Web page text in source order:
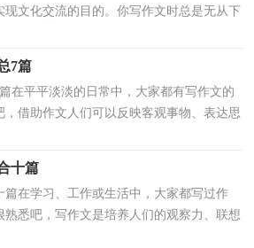
现文化交流的目的。你写作文时总是无从下
家乡小学作文，仅供参考，希...
7篇
在平平淡淡的日常中，大家都有写作文的
，借助作文人们可以反映客观事物、表达思
知道作文怎样写才规范吗？...
十篇
篇在学习、工作或生活中，大家都写过作
熟悉吧，写作文是培养人们的观察力、联想
力的重要手段。那么你有了...